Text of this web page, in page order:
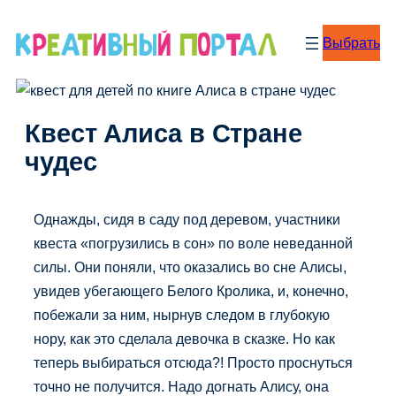
Выбрать
Квест Алиса в Стране
чудес
Однажды, сидя в саду под деревом, участники
квеста «погрузились в сон» по воле неведанной
силы. Они поняли, что оказались во сне Алисы,
увидев убегающего Белого Кролика, и, конечно,
побежали за ним, нырнув следом в глубокую
нору, как это сделала девочка в сказке. Но как
теперь выбираться отсюда?! Просто проснуться
точно не получится. Надо догнать Алису, она